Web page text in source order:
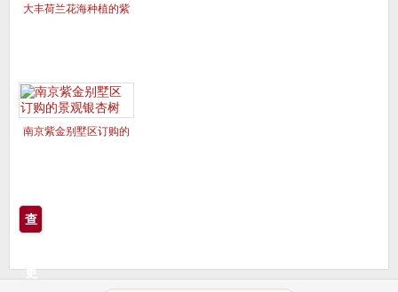
大丰荷兰花海种植的紫
南京紫金别墅区订购的
查
更